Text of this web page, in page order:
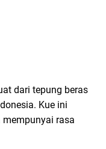
dari tepung beras
Kue ini
rasa